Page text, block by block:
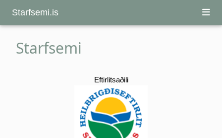
Starfsemi.is
Starfsemi
Eftirlitsaðili